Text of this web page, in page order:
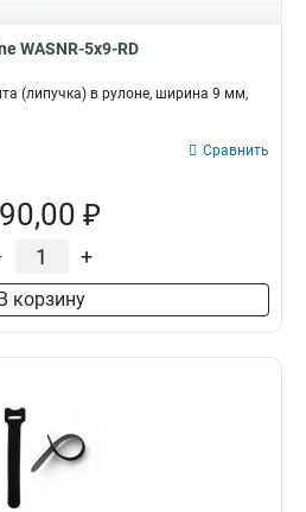
WASNR-5x9-RD
(липучка) в рулоне, ширина 9 мм,
Сравнить
₽
+
корзину